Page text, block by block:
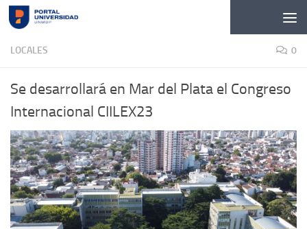
Skip to content
LOCALES 0
Se desarrollará en Mar del Plata el Congreso
Internacional CIILEX23